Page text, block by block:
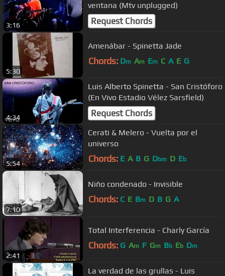
3:16
ventana (Mtv unplugged)
Request Chords
5:30
Amenábar - Spinetta Jade
Chords: Dm Am Em C A E G
4:34
Luis Alberto Spinetta - San Cristóforo
(En Vivo Estadio Vélez Sarsfield)
Request Chords
5:54
Cerati & Melero - Vuelta por el
universo
Chords: E A B G Dbm D Eb
7:10
Niño condenado - Invisible
Chords: C E Bm D B G A
2:41
Total Interferencia - Charly García
Chords: G Am F Gm Bb Eb Dm
La verdad de las grullas - Luis